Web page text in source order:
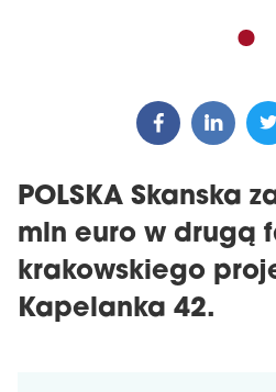
POLSKA Skanska
mln euro w drugą
krakowskiego
Kapelanka 42.